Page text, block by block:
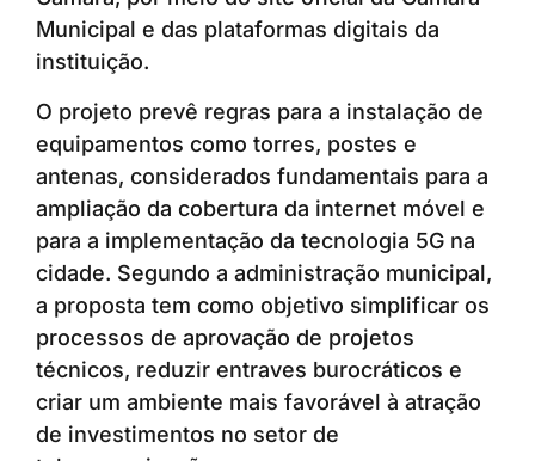
Municipal e das plataformas digitais da
instituição.
O projeto prevê regras para a instalação de
equipamentos como torres, postes e
antenas, considerados fundamentais para a
ampliação da cobertura da internet móvel e
para a implementação da tecnologia 5G na
cidade. Segundo a administração municipal,
a proposta tem como objetivo simplificar os
processos de aprovação de projetos
técnicos, reduzir entraves burocráticos e
criar um ambiente mais favorável à atração
de investimentos no setor de